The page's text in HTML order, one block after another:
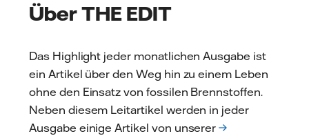
Über THE EDIT
Das Highlight jeder monatlichen Ausgabe ist
ein Artikel über den Weg hin zu einem Leben
ohne den Einsatz von fossilen Brennstoffen.
Neben diesem Leitartikel werden in jeder
Ausgabe einige Artikel von unserer→